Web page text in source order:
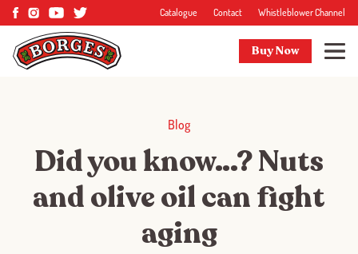
Catalogue Contact Whistleblower Channel
Buy Now
Blog
Did you know…? Nuts
and olive oil can fight
aging